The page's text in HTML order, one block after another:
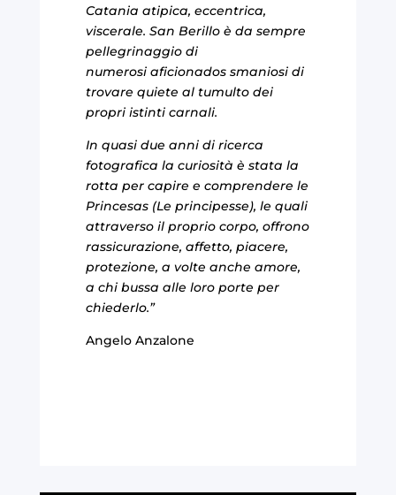
Catania atipica, eccentrica,
viscerale. San Berillo è da sempre
pellegrinaggio di
numerosi aficionados smaniosi di
trovare quiete al tumulto dei
propri istinti carnali.
In quasi due anni di ricerca
fotografica la curiosità è stata la
rotta per capire e comprendere le
Princesas (Le principesse), le quali
attraverso il proprio corpo, offrono
rassicurazione, affetto, piacere,
protezione, a volte anche amore,
a chi bussa alle loro porte per
chiederlo.”
Angelo Anzalone